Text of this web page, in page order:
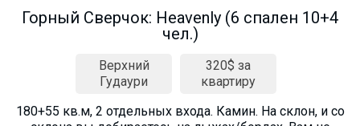
Горный Сверчок: Heavenly (6 спален 10+4
чел.)
Верхний
Гудаури
320$ за
квартиру
180+55 кв.м, 2 отдельных входа. Камин. На склон, и со